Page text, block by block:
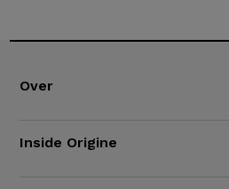
Over
Inside Origine